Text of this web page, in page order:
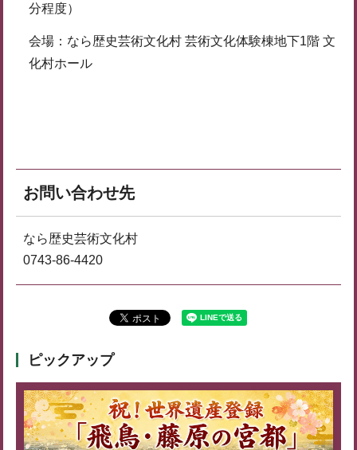
分程度）
会場：なら歴史芸術文化村 芸術文化体験棟地下1階 文
化村ホール
お問い合わせ先
なら歴史芸術文化村
0743-86-4420
ピックアップ